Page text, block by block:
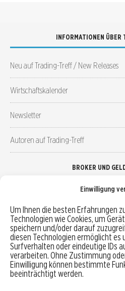
Einwilligung
Um Ihnen die besten Erfahrungen
Technologien wie Cookies, um
speichern und/oder darauf
diesen Technologien ermöglicht es
Surfverhalten oder eindeutige IDs
verarbeiten. Ohne Zustimmung
Einwilligung können bestimmte
beeinträchtigt werden.
INFORMATIONEN ÜBER
Neu auf Trading-Treff / New Releases
Wirtschaftskalender
Newsletter
Autoren auf Trading-Treff
BROKER UND
Robo-Advisor vergleichen
Depotvergleich
Festgeld vergleichen